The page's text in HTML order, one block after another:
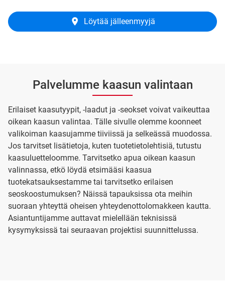
Löytää jälleenmyyjä
Palvelumme kaasun valintaan
Erilaiset kaasutyypit, -laadut ja -seokset voivat vaikeuttaa
oikean kaasun valintaa. Tälle sivulle olemme koonneet
valikoiman kaasujamme tiiviissä ja selkeässä muodossa.
Jos tarvitset lisätietoja, kuten tuotetietolehtisiä, tutustu
kaasuluetteloomme. Tarvitsetko apua oikean kaasun
valinnassa, etkö löydä etsimääsi kaasua
tuotekatsauksestamme tai tarvitsetko erilaisen
seoskoostumuksen? Näissä tapauksissa ota meihin
suoraan yhteyttä oheisen yhteydenottolomakkeen kautta.
Asiantuntijamme auttavat mielellään teknisissä
kysymyksissä tai seuraavan projektisi suunnittelussa.